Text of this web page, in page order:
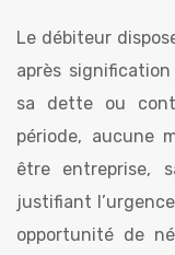
Le débiteur
après
sa dette ou
période, aucune
être entreprise,
justifiant
opportunité de